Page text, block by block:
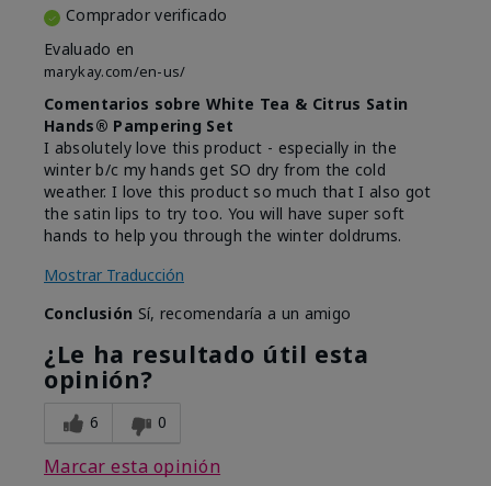
Comprador verificado
Evaluado en
marykay.com/en-us/
Comentarios sobre White Tea & Citrus Satin
Hands® Pampering Set
I absolutely love this product - especially in the
winter b/c my hands get SO dry from the cold
weather. I love this product so much that I also got
the satin lips to try too. You will have super soft
hands to help you through the winter doldrums.
Mostrar Traducción
Conclusión Sí, recomendaría a un amigo
¿Le ha resultado útil esta
opinión?
6 0
Marcar esta opinión